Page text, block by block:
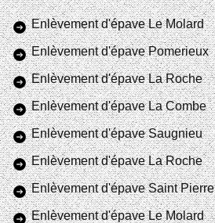
Enlèvement d'épave Le Molard
Enlèvement d'épave Pomerieux
Enlèvement d'épave La Roche
Enlèvement d'épave La Combe
Enlèvement d'épave Saugnieu
Enlèvement d'épave La Roche
Enlèvement d'épave Saint Pierre
Enlèvement d'épave Le Molard